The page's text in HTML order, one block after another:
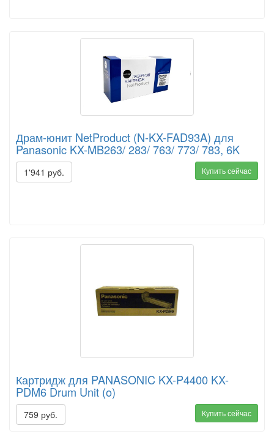
Драм-юнит NetProduct (N-KX-FAD93A) для
Panasonic KX-MB263/ 283/ 763/ 773/ 783, 6K
1'941 руб. Купить сейчас
Картридж для PANASONIC KX-P4400 KX-
PDM6 Drum Unit (o)
759 руб. Купить сейчас